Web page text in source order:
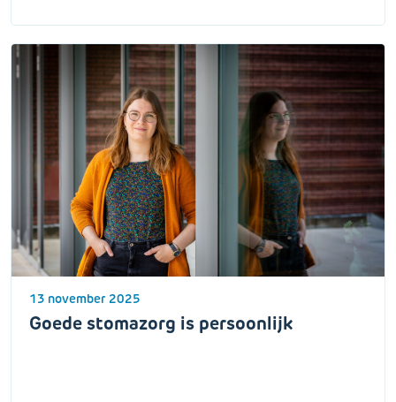
13 november 2025
Goede stomazorg is persoonlijk